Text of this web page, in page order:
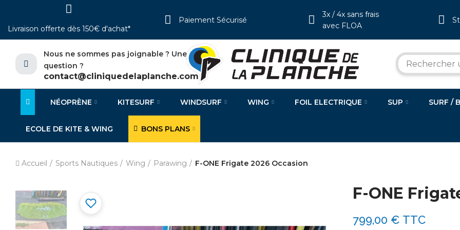
Livraison offerte dès 150€ d'achat*
Paiement Sécurisé
3x / 4x sans frais
avec FLOA
Nous ne sommes pas joignable ? Une
question ?
contact@cliniquedelaplanche.com
NÉOPRÈNE KITESURF WINDSURF WING FOIL ELECTRIQUE SUP SURF /
ECOLE DE KITE & WING BONS PLANS
Accueil Sports Nautiques Wing Parawing F-ONE Frigate 2026 Occasion
F-ONE
799,00 € TTC